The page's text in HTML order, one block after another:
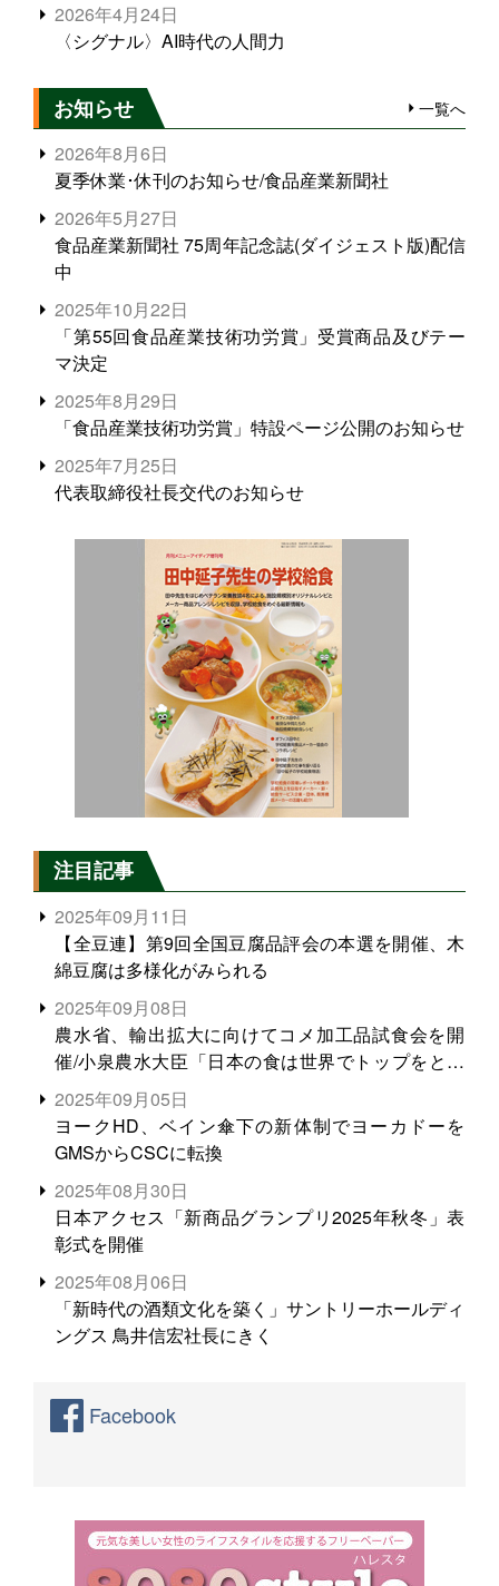
2026年4月24日
〈シグナル〉AI時代の人間力
お知らせ 一覧へ
2026年8月6日
夏季休業･休刊のお知らせ/食品産業新聞社
2026年5月27日
食品産業新聞社 75周年記念誌(ダイジェスト版)配信
中
2025年10月22日
「第55回食品産業技術功労賞」受賞商品及びテー
マ決定
2025年8月29日
「食品産業技術功労賞」特設ページ公開のお知らせ
2025年7月25日
代表取締役社長交代のお知らせ
注目記事
2025年09月11日
【全豆連】第9回全国豆腐品評会の本選を開催、木
綿豆腐は多様化がみられる
2025年09月08日
農水省、輸出拡大に向けてコメ加工品試食会を開
催/小泉農水大臣「日本の食は世界でトップをとれ
る。米増産に向けて、米輸出需要の拡大を」
2025年09月05日
ヨークHD、ベイン傘下の新体制でヨーカドーを
GMSからCSCに転換
2025年08月30日
日本アクセス「新商品グランプリ2025年秋冬」表
彰式を開催
2025年08月06日
「新時代の酒類文化を築く」サントリーホールディ
ングス 鳥井信宏社長にきく
Facebook